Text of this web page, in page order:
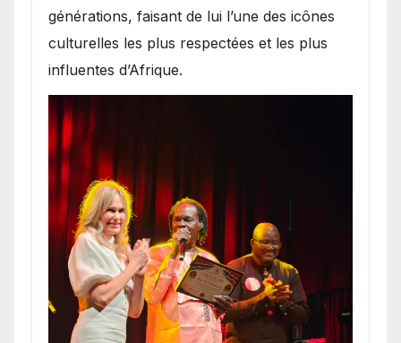
générations, faisant de lui l’une des icônes
culturelles les plus respectées et les plus
influentes d’Afrique.